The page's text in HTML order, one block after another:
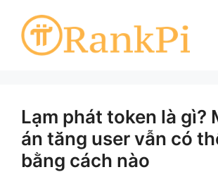
content
Lạm phát token là gì?
án tăng user vẫn có
bằng cách nào